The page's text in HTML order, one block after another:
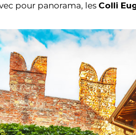
pour panorama, les Colli